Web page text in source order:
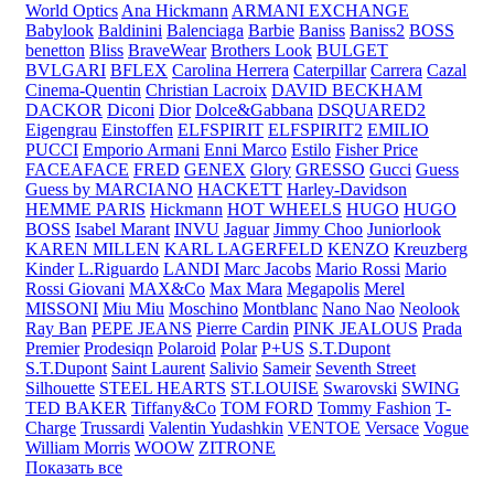
World Optics Ana Hickmann ARMANI EXCHANGE
Babylook Baldinini Balenciaga Barbie Baniss Baniss2 BOSS
benetton Bliss BraveWear Brothers Look BULGET
BVLGARI BFLEX Carolina Herrera Caterpillar Carrera Cazal
Cinema-Quentin Christian Lacroix DAVID BECKHAM
DACKOR Diconi Dior Dolce&Gabbana DSQUARED2
Eigengrau Einstoffen ELFSPIRIT ELFSPIRIT2 EMILIO
PUCCI Emporio Armani Enni Marco Estilo Fisher Price
FACEAFACE FRED GENEX Glory GRESSO Gucci Guess
Guess by MARCIANO HACKETT Harley-Davidson
HEMME PARIS Hickmann HOT WHEELS HUGO HUGO
BOSS Isabel Marant INVU Jaguar Jimmy Choo Juniorlook
KAREN MILLEN KARL LAGERFELD KENZO Kreuzberg
Kinder L.Riguardo LANDI Marc Jacobs Mario Rossi Mario
Rossi Giovani MAX&Co Max Mara Megapolis Merel
MISSONI Miu Miu Moschino Montblanc Nano Nao Neolook
Ray Ban PEPE JEANS Pierre Cardin PINK JEALOUS Prada
Premier Prodesiqn Polaroid Polar P+US S.T.Dupont
S.T.Dupont Saint Laurent Salivio Sameir Seventh Street
Silhouette STEEL HEARTS ST.LOUISE Swarovski SWING
TED BAKER Tiffany&Co TOM FORD Tommy Fashion T-
Charge Trussardi Valentin Yudashkin VENTOE Versace Vogue
William Morris WOOW ZITRONE
Показать все